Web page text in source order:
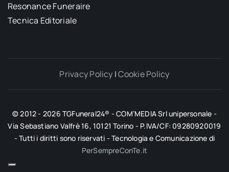
Resonance Funeraire
Tecnica Editoriale
Privacy Policy |Cookie Policy
© 2012 - 2026 TGFuneral24® - COM’MEDIA Srl unipersonale -
Via Sebastiano Valfrè 16, 10121 Torino - P.IVA/CF: 09280920019
- Tutti i diritti sono riservati - Tecnologia e Comunicazione di
PerSempreConTe.it